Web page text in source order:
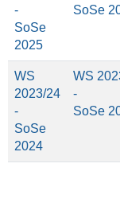
-
SoSe
2025
SoSe
WS
2023/24
-
SoSe
2024
WS
-
SoSe